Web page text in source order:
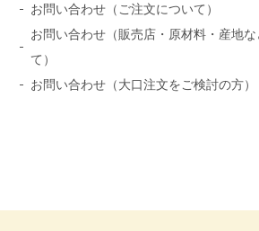
お問い合わせ（ご注文について）
お問い合わせ（販売店・原材料・産地
て）
お問い合わせ（大口注文をご検討の方）